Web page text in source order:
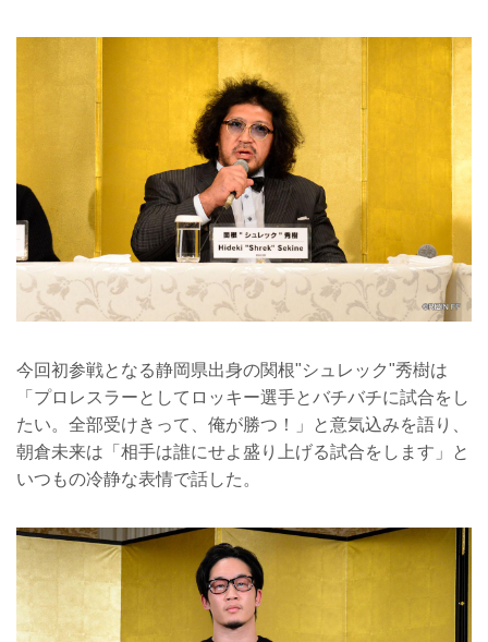
今回初参戦となる静岡県出身の関根"シュレック"秀樹は
「プロレスラーとしてロッキー選手とバチバチに試合をし
たい。全部受けきって、俺が勝つ！」と意気込みを語り、
朝倉未来は「相手は誰にせよ盛り上げる試合をします」と
いつもの冷静な表情で話した。